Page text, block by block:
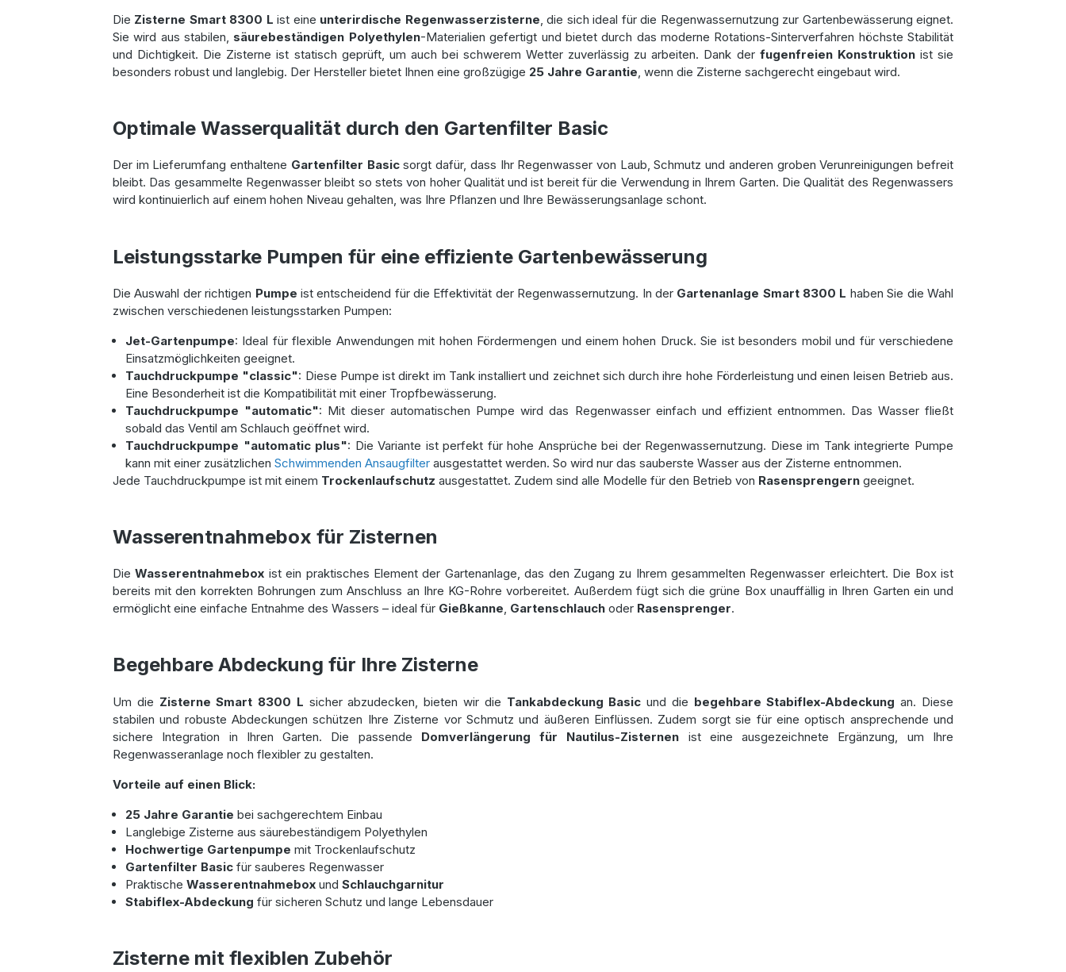
Die Zisterne Smart 8300 L ist eine unterirdische Regenwasserzisterne, die sich ideal für die Regenwassernutzung zur Gartenbewässerung eignet.
Sie wird aus stabilen, säurebeständigen Polyethylen-Materialien gefertigt und bietet durch das moderne Rotations-Sinterverfahren höchste Stabilität
und Dichtigkeit. Die Zisterne ist statisch geprüft, um auch bei schwerem Wetter zuverlässig zu arbeiten. Dank der fugenfreien Konstruktionist sie
besonders robust und langlebig. Der Hersteller bietet Ihnen eine großzügige 25 Jahre Garantie, wenn die Zisterne sachgerecht eingebaut wird.
Optimale Wasserqualität durch den Gartenfilter Basic
Der im Lieferumfang enthaltene Gartenfilter Basicsorgt dafür, dass Ihr Regenwasser von Laub, Schmutz und anderen groben Verunreinigungen befreit
bleibt. Das gesammelte Regenwasser bleibt so stets von hoher Qualität und ist bereit für die Verwendung in Ihrem Garten. Die Qualität des Regenwassers
wird kontinuierlich auf einem hohen Niveau gehalten, was Ihre Pflanzen und Ihre Bewässerungsanlage schont.
Leistungsstarke Pumpen für eine effiziente Gartenbewässerung
Die Auswahl der richtigen Pumpe ist entscheidend für die Effektivität der Regenwassernutzung. In der Gartenanlage Smart 8300 L haben Sie die Wahl
zwischen verschiedenen leistungsstarken Pumpen:
Jet-Gartenpumpe: Ideal für flexible Anwendungen mit hohen Fördermengen und einem hohen Druck. Sie ist besonders mobil und für verschiedene
Einsatzmöglichkeiten geeignet.
Tauchdruckpumpe "classic": Diese Pumpe ist direkt im Tank installiert und zeichnet sich durch ihre hohe Förderleistung und einen leisen Betrieb aus.
Eine Besonderheit ist die Kompatibilität mit einer Tropfbewässerung.
Tauchdruckpumpe "automatic": Mit dieser automatischen Pumpe wird das Regenwasser einfach und effizient entnommen. Das Wasser fließt
sobald das Ventil am Schlauch geöffnet wird.
Tauchdruckpumpe "automatic plus": Die Variante ist perfekt für hohe Ansprüche bei der Regenwassernutzung. Diese im Tank integrierte Pumpe
kann mit einer zusätzlichen Schwimmenden Ansaugfilter ausgestattet werden. So wird nur das sauberste Wasser aus der Zisterne entnommen.
Jede Tauchdruckpumpe ist mit einem Trockenlaufschutz ausgestattet. Zudem sind alle Modelle für den Betrieb von Rasensprengern geeignet.
Wasserentnahmebox für Zisternen
DieWasserentnahmebox ist ein praktisches Element der Gartenanlage, das den Zugang zu Ihrem gesammelten Regenwasser erleichtert. Die Box ist
bereits mit den korrekten Bohrungen zum Anschluss an Ihre KG-Rohre vorbereitet. Außerdem fügt sich die grüne Box unauffällig in Ihren Garten ein und
ermöglicht eine einfache Entnahme des Wassers – ideal für Gießkanne, Gartenschlauch oder Rasensprenger.
Begehbare Abdeckung für Ihre Zisterne
Um die Zisterne Smart 8300 L sicher abzudecken, bieten wir die Tankabdeckung Basicund die begehbare Stabiflex-Abdeckung an. Diese
stabilen und robuste Abdeckungen schützen Ihre Zisterne vor Schmutz und äußeren Einflüssen. Zudem sorgt sie für eine optisch ansprechende und
sichere Integration in Ihren Garten. Die passende Domverlängerung für Nautilus-Zisternen ist eine ausgezeichnete Ergänzung, um Ihre
Regenwasseranlage noch flexibler zu gestalten.
Vorteile auf einen Blick:
25 Jahre Garantie bei sachgerechtem Einbau
Langlebige Zisterne aus säurebeständigem Polyethylen
Hochwertige Gartenpumpe mit Trockenlaufschutz
Gartenfilter Basic für sauberes Regenwasser
Praktische Wasserentnahmebox und Schlauchgarnitur
Stabiflex-Abdeckung für sicheren Schutz und lange Lebensdauer
Zisterne mit flexiblen Zubehör